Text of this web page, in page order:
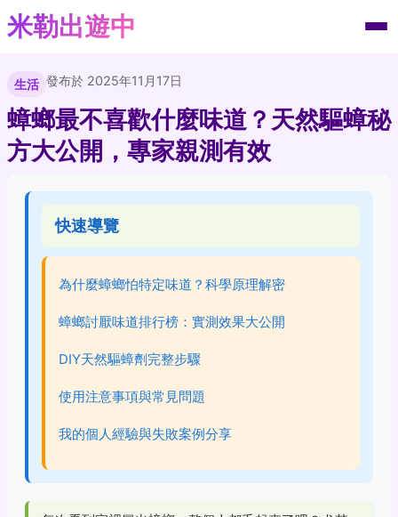
米勒出遊中
生活 發布於 2025年11月17日
蟑螂最不喜歡什麼味道？天然驅蟑秘
方大公開，專家親測有效
快速導覽
為什麼蟑螂怕特定味道？科學原理解密
蟑螂討厭味道排行榜：實測效果大公開
DIY天然驅蟑劑完整步驟
使用注意事項與常見問題
我的個人經驗與失敗案例分享